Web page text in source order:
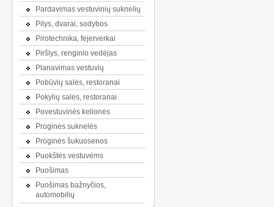
Pardavimas vestuvinių suknelių
Pilys, dvarai, sodybos
Pirotechnika, fejerverkai
Piršlys, renginio vedėjas
Planavimas vestuvių
Pobūvių salės, restoranai
Pokylių salės, restoranai
Povestuvinės kelionės
Proginės suknelės
Proginės šukuosenos
Puokštės vestuvėms
Puošimas
Puošimas bažnyčios,
automobilių